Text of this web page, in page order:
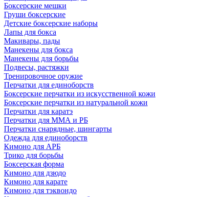
Боксерские мешки
Груши боксерские
Детские боксерские наборы
Лапы для бокса
Макивары, пады
Манекены для бокса
Манекены для борьбы
Подвесы, растяжки
Тренировочное оружие
Перчатки для единоборств
Боксерские перчатки из искусственной кожи
Боксерские перчатки из натуральной кожи
Перчатки для каратэ
Перчатки для ММА и РБ
Перчатки снарядные, шингарты
Одежда для единоборств
Кимоно для АРБ
Трико для борьбы
Боксерская форма
Кимоно для дзюдо
Кимоно для карате
Кимоно для тэквондо